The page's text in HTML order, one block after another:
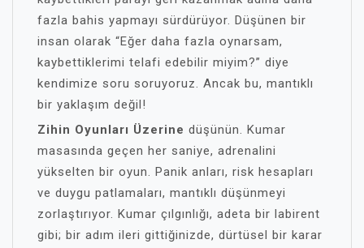
fazla bahis yapmayı sürdürüyor. Düşünen bir
insan olarak “Eğer daha fazla oynarsam,
kaybettiklerimi telafi edebilir miyim?” diye
kendimize soru soruyoruz. Ancak bu, mantıklı
bir yaklaşım değil!
Zihin Oyunları Üzerine düşünün. Kumar
masasında geçen her saniye, adrenalini
yükselten bir oyun. Panik anları, risk hesapları
ve duygu patlamaları, mantıklı düşünmeyi
zorlaştırıyor. Kumar çılgınlığı, adeta bir labirent
gibi; bir adım ileri gittiğinizde, dürtüsel bir karar